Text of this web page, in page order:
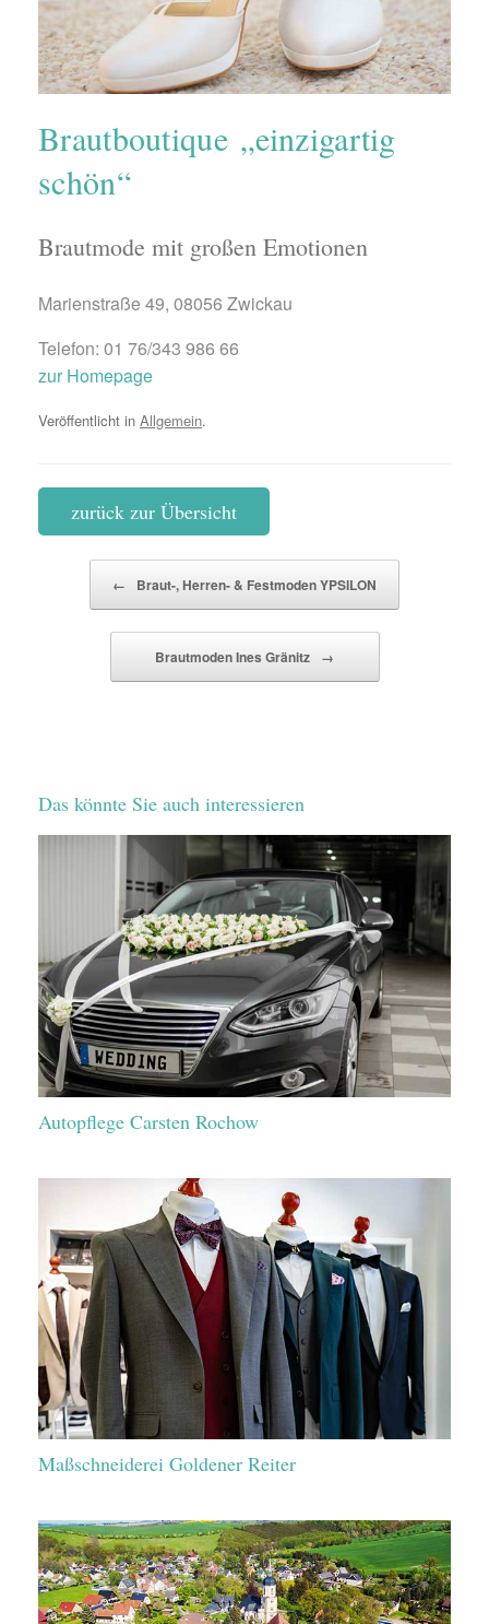
Brautboutique „einzigartig
schön“
Brautmode mit großen Emotionen
Marienstraße 49, 08056 Zwickau
Telefon: 01 76/343 986 66
zur Homepage
Veröffentlicht in Allgemein.
zurück zur Übersicht
← Braut-, Herren- & Festmoden YPSILON
Brautmoden Ines Gränitz →
Das könnte Sie auch interessieren
Autopflege Carsten Rochow
Maßschneiderei Goldener Reiter